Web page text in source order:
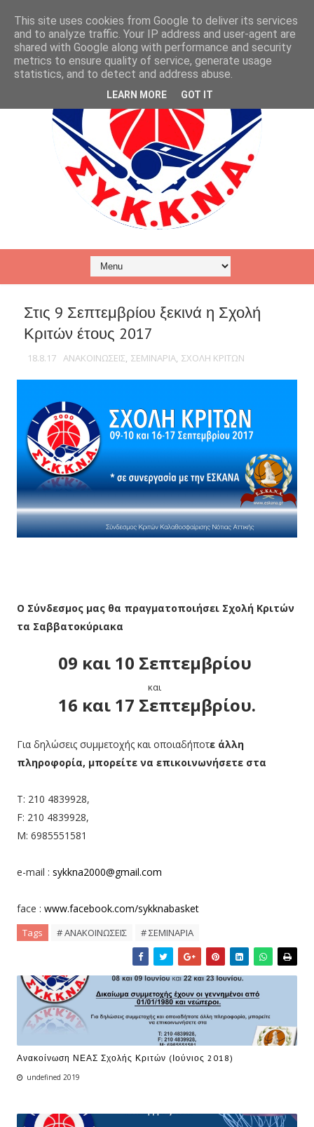
Στις 9 Σεπτεμβρίου ξεκινά η Σχολή
Κριτών έτους 2017
18.8.17 ΑΝΑΚΟΙΝΩΣΕΙΣ, ΣΕΜΙΝΑΡΙΑ, ΣΧΟΛΗ ΚΡΙΤΩΝ
Ο Σύνδεσμος μας θα πραγματοποιήσει Σχολή Κριτών
τα Σαββατοκύριακα
09 και 10 Σεπτεμβρίου
και
16 και 17 Σεπτεμβρίου.
Για δηλώσεις συμμετοχής και οποιαδήποτε άλλη
πληροφορία, μπορείτε να επικοινωνήσετε στα
T: 210 4839928,
F: 210 4839928,
M: 6985551581
e-mail : sykkna2000@gmail.com
face : www.facebook.com/sykknabasket
Tags # ΑΝΑΚΟΙΝΩΣΕΙΣ # ΣΕΜΙΝΑΡΙΑ
Ανακοίνωση ΝΕΑΣ Σχολής Κριτών (Ιούνιος 2018)
undefined 2019
This site uses cookies from Google to deliver its services
and to analyze traffic. Your IP address and user-agent are
shared with Google along with performance and security
metrics to ensure quality of service, generate usage
statistics, and to detect and address abuse.
LEARN MORE GOT IT